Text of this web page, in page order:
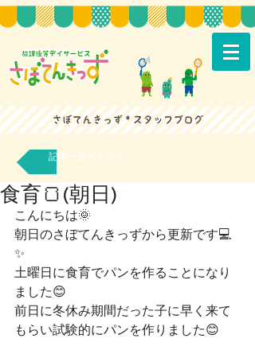
記事一覧へもどる
食育🍞(朝日)
こんにちは🌞
朝日のさぼてんきっずから更新です💻
✨
土曜日に食育でパンを作ることになり
ました😊
前日に冬休み期間だった子に早く来て
もらい試験的にパンを作りました😊